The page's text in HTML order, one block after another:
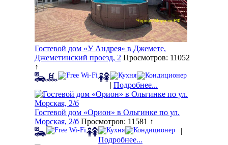
Гостевой дом «У Андрея» в Джемете,
Джеметинский проезд, 2 Просмотров: 11052
↑
| Подробнее...
Гостевой дом «Орион» в Ольгинке по ул.
Морская, 2/б Просмотров: 11581 ↑
|
Подробнее...